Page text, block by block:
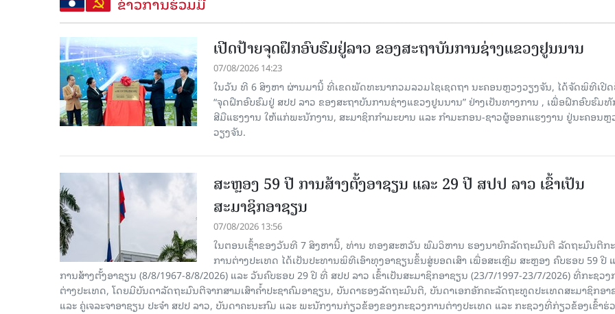
ເປີດປ້າຍຈຸດຝຶກອົບຮົມຢູ່ລາວ ຂອງສະຖາບັນການຊ່າງແຂວງຢູນນານ
07/08/2026 14:23
ໃນວັນ ທີ 6 ສິງຫາ ຜ່ານມານີ້ ທີ່ເຂດພັດທະນາກວມລວມໄຊເຊດຖາ ນະຄອນຫຼວງວຽງຈັນ, ໄດ້ຈັດພິທີເປີ
“ຈຸດຝຶກອົບຮົມຢູ່ ສປປ ລາວ ຂອງສະຖາບັນການຊ່າງແຂວງຢູນນານ” ຢ່າງເປັນທາງການ , ເພື່ອຝຶກອົບຮົມ
ສີມືແຮງງານ ໃຫ້ແກ່ພະນັກງານ, ສະມາຊິກກຳມະບານ ແລະ ກຳມະກອນ-ຊາວຜູ້ອອກແຮງງານ ຢູ່ນະຄອນຫຼ
ວຽງຈັນ.
ສະຫຼອງ 59 ປີ ການສ້າງຕັ້ງອາຊຽນ ແລະ 29 ປີ ສປປ ລາວ ເຂົ້າເປັນ
ສະມາຊິກອາຊຽນ
07/08/2026 13:56
ໃນຕອນເຊົ້າຂອງວັນທີ 7 ສິງຫານີ້, ທ່ານ ທອງສະຫວັນ ພົມວິຫານ ຮອງນາຍົກລັດຖະມົນຕີ ລັດຖະມົນຕີກ
ການຕ່າງປະເທດ ໄດ້ເປັນປະທານພິທີເອົາທຸງອາຊຽນຂຶ້ນສູ່ຍອດເສົາ ເພື່ອສະເຫຼີມ ສະຫຼອງ ຄົບຮອບ 59 ປີ
ການສ້າງຕັ້ງອາຊຽນ (8/8/1967-8/8/2026) ແລະ ວັນຄົບຮອບ 29 ປີ ທີ່ ສປປ ລາວ ເຂົ້າເປັນສະມາຊິກອາຊຽນ (23/7/1997-23/7/2026) ທີ່ກະຊວງ
ຕ່າງປະເທດ, ໂດຍມີບັນດາລັດຖະມົນຕີຈາກສາມເສົາຄໍ້າປະຊາຄົມອາຊຽນ, ບັນດາຮອງລັດຖະມົນຕີ, ບັນດາເອກອັກຄະລັດຖະທູດປະເທດສະມາຊິກອາ
ແລະ ຄູ່ເຈລະຈາອາຊຽນ ປະຈຳ ສປປ ລາວ, ບັນດາຄະນະກົມ ແລະ ພະນັກງານກ່ຽວຂ້ອງຂອງກະຊວງການຕ່າງປະເທດ ແລະ ກະຊວງທີ່ກ່ຽວຂ້ອງເຂົ້າຮ່